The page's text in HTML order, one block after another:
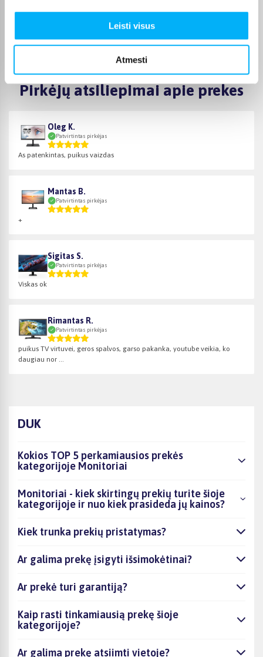
Leisti visus
Atmesti
Pirkėjų atsiliepimai apie prekes
Oleg K.
Patvirtintas pirkėjas
As patenkintas, puikus vaizdas
Mantas B.
Patvirtintas pirkėjas
+
Sigitas S.
Patvirtintas pirkėjas
Viskas ok
Rimantas R.
Patvirtintas pirkėjas
puikus TV virtuvei, geros spalvos, garso pakanka, youtube veikia, ko
daugiau nor ...
DUK
Kokios TOP 5 perkamiausios prekės
kategorijoje Monitoriai
Monitoriai - kiek skirtingų prekių turite šioje
kategorijoje ir nuo kiek prasideda jų kainos?
Kiek trunka prekių pristatymas?
Ar galima prekę įsigyti išsimokėtinai?
Ar prekė turi garantiją?
Kaip rasti tinkamiausią prekę šioje
kategorijoje?
Ar galima prekę atsiimti vietoje?